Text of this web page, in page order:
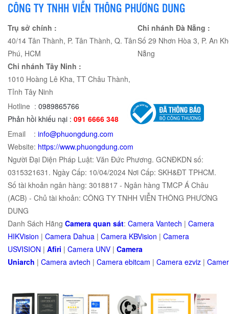
CÔNG TY TNHH VIỄN THÔNG PHƯƠNG DUNG
Trụ sở chính :
40/14 Tân Thành, P. Tân Thành, Q. Tân
Phú, HCM
Chi nhánh Đà Nẵng :
Số 29 Nhơn Hòa 3, P. An
Nẵng
Chi nhánh Tây Ninh :
1010 Hoàng Lê Kha, TT Châu Thành,
Tỉnh Tây Ninh
Hotline : 0989865766
Phản hồi khiếu nại : 091 6666 348
Email : info@phuongdung.com
Website: https://www.phuongdung.com
Người Đại Diện Pháp Luật: Văn Đức Phương. GCNĐKDN số:
0315321631. Ngày Cấp: 10/04/2024 Nơi Cấp: SKH&ĐT TPHCM.
Số tài khoản ngân hàng: 3018817 - Ngân hàng TMCP Á Châu
(ACB) - Chủ tài khoản: CÔNG TY TNHH VIỄN THÔNG PHƯƠNG
DUNG
Danh Sách Hãng Camera quan sát: Camera Vantech | Camera
HIKVision | Camera Dahua | Camera KBVision | Camera
USVISION | Afiri | Camera UNV | Camera
Uniarch | Camera avtech | Camera ebitcam | Camera ezviz |